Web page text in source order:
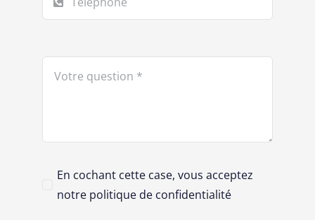
En cochant cette case, vous acceptez
notre politique de confidentialité